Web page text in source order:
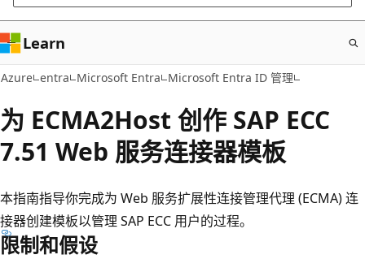
Learn
Azure entra Microsoft Entra Microsoft Entra ID 管理
为 ECMA2Host 创作 SAP ECC
7.51 Web 服务连接器模板
本指南指导你完成为 Web 服务扩展性连接管理代理 (ECMA) 连
接器创建模板以管理 SAP ECC 用户的过程。
限制和假设